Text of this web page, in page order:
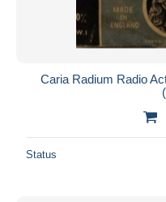
Caria Radium Radio
Status